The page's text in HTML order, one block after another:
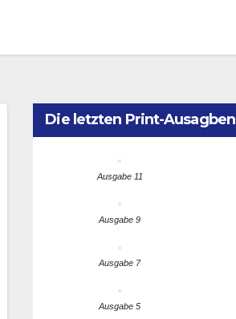
Die letzten Print-Ausagben
Ausgabe 11
Ausgabe 9
Ausgabe 7
Ausgabe 5